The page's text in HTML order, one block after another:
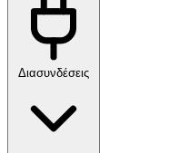
Διασυνδέσεις